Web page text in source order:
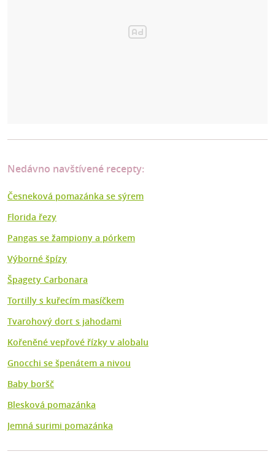
Nedávno navštívené recepty:
Česneková pomazánka se sýrem
Florida řezy
Pangas se žampiony a pórkem
Výborné špízy
Špagety Carbonara
Tortilly s kuřecím masíčkem
Tvarohový dort s jahodami
Kořeněné vepřové řízky v alobalu
Gnocchi se špenátem a nivou
Baby boršč
Blesková pomazánka
Jemná surimi pomazánka